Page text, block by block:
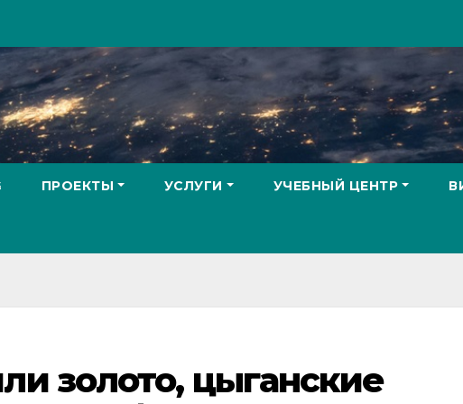
ПРОЕКТЫ УСЛУГИ УЧЕБНЫЙ ЦЕНТР
золото, цыганские